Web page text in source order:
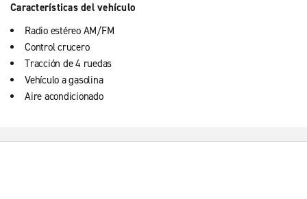
Características del vehículo
Radio estéreo AM/FM
Control crucero
Tracción de 4 ruedas
Vehículo a gasolina
Aire acondicionado